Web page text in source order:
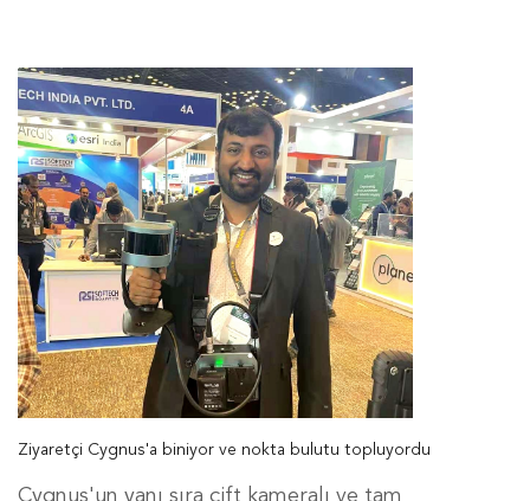
Ziyaretçi Cygnus'a biniyor ve nokta bulutu topluyordu
Cygnus'un yanı sıra çift kameralı ve tam